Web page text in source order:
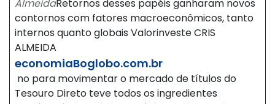
AlmeidaRetornos desses papéis ganharam novos
contornos com fatores macroeconômicos, tanto
internos quanto globais Valorinveste CRIS
ALMEIDA
economiaBoglobo.com.br
no para movimentar o mercado de títulos do
Tesouro Direto teve todos os ingredientes